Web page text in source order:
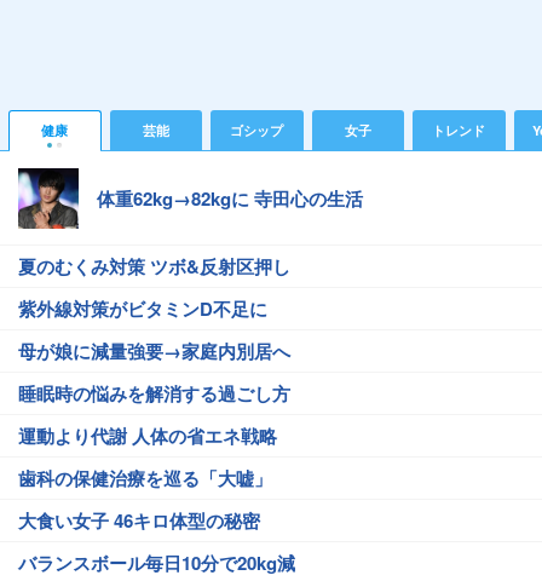
健康 芸能 ゴシップ 女子 トレンド
体重62kg→82kgに 寺田心の生活
夏のむくみ対策 ツボ&反射区押し
紫外線対策がビタミンD不足に
母が娘に減量強要→家庭内別居へ
睡眠時の悩みを解消する過ごし方
運動より代謝 人体の省エネ戦略
歯科の保健治療を巡る「大嘘」
大食い女子 46キロ体型の秘密
バランスボール毎日10分で20kg減